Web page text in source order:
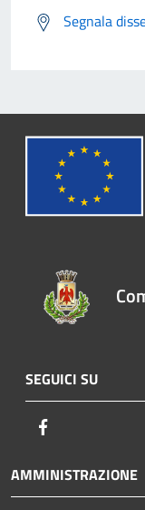
Segnala
SEGUICI SU
AMMINISTRAZIONE